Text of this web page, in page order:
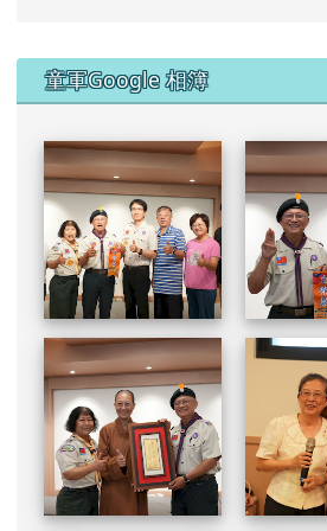
童軍Google 相簿